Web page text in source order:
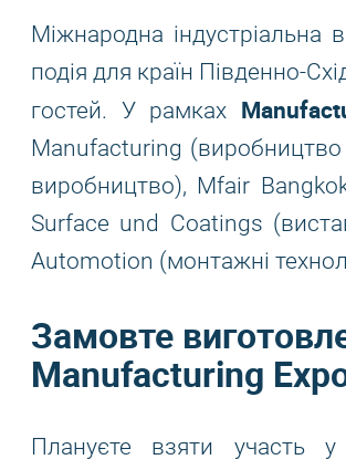
Міжнародна індустріальна
подія для країн Південно-
гостей. У рамках
Manufacturing
виробництво), Mfair
Surface und Coatings
Automotion (монтажні
Замовте
Manufacturing
Плануєте взяти участь